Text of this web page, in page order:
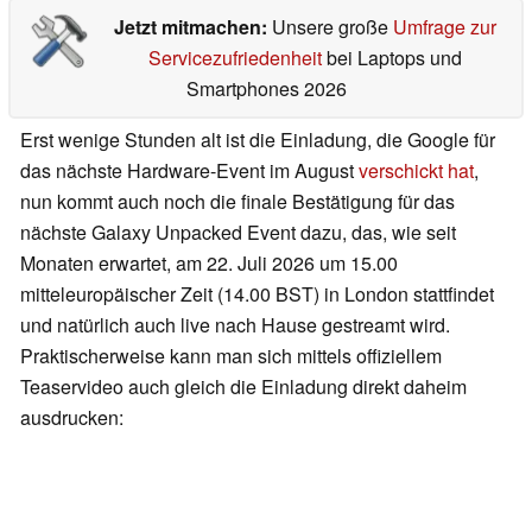
Jetzt mitmachen: Unsere große Umfrage zur
Servicezufriedenheitbei Laptops und
Smartphones 2026
Erst wenige Stunden alt ist die Einladung, die Google für
das nächste Hardware-Event im Augustverschickt hat,
nun kommt auch noch die finale Bestätigung für das
nächste Galaxy Unpacked Event dazu, das, wie seit
Monaten erwartet, am 22. Juli 2026 um 15.00
mitteleuropäischer Zeit (14.00 BST) in London stattfindet
und natürlich auch live nach Hause gestreamt wird.
Praktischerweise kann man sich mittels offiziellem
Teaservideo auch gleich die Einladung direkt daheim
ausdrucken: